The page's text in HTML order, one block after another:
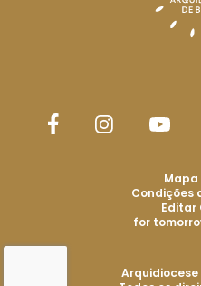
Arquidiocese
Mapa
Condições
Editar
for